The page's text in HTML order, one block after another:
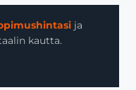
ja
kautta.